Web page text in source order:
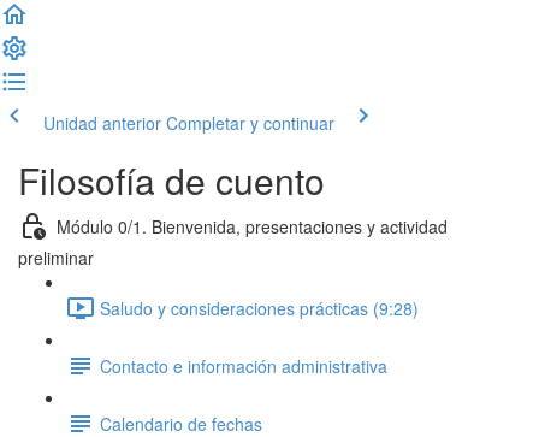
Unidad anterior Completar y continuar
Filosofía de cuento
Módulo 0/1. Bienvenida, presentaciones y actividad
preliminar
Saludo y consideraciones prácticas (9:28)
Contacto e información administrativa
Calendario de fechas